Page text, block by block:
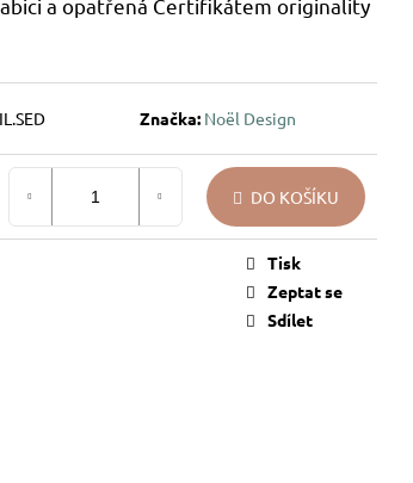
a opatřená Certifikátem originality
Značka: Noël Design
DO KOŠÍKU
Tisk
Zeptat se
Sdílet